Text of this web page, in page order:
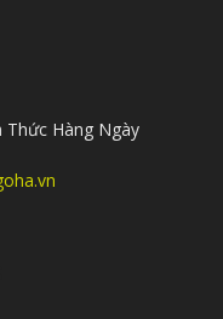
Thức Hàng Ngày